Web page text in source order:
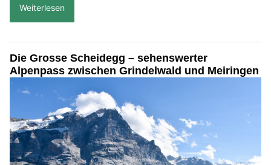
Weiterlesen
Die Grosse Scheidegg – sehenswerter
Alpenpass zwischen Grindelwald und Meiringen